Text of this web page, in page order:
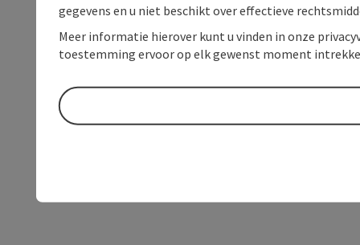
gegevens en u niet beschikt over effectieve
Meer informatie hierover kunt u vinden in onze
toestemming ervoor op elk gewenst moment